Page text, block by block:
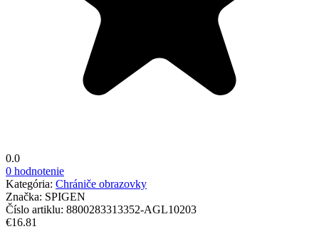
0.0
0 hodnotenie
Kategória: Chrániče obrazovky
Značka: SPIGEN
Číslo artiklu: 8800283313352-AGL10203
€16.81